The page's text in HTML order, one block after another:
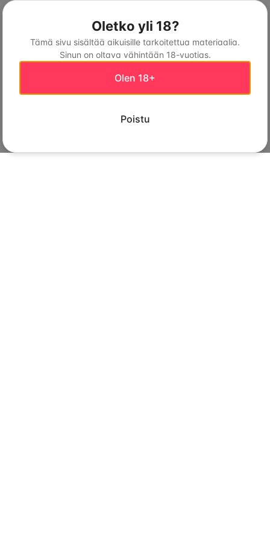
Oletko yli 18?
Tämä sivu sisältää aikuisille tarkoitettua materiaalia.
Sinun on oltava vähintään 18-vuotias.
Olen 18+
Poistu